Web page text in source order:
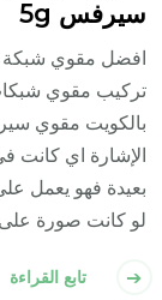
سيرفس 5g
تركيب مقوي
بالكويت مقوي
الإشارة اي كانت
بعيدة فهو يعمل
لو كانت صورة
تابع القراءة